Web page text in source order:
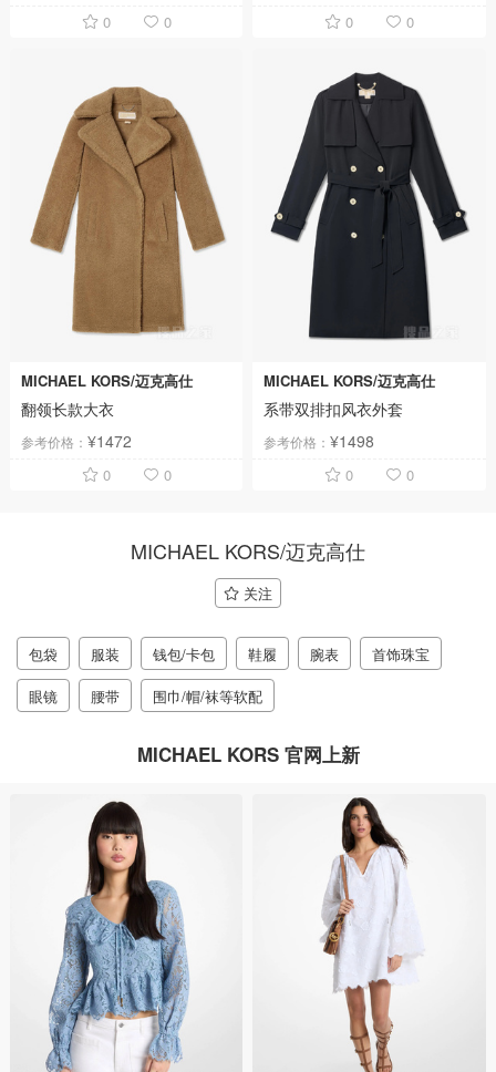
0 0 0 0
MICHAEL KORS/迈克高仕
翻领长款大衣
参考价格： ¥1472
0 0
MICHAEL KORS/迈克高仕
系带双排扣风衣外套
参考价格：¥1498
0 0
MICHAEL KORS/迈克高仕
关注
包袋 服装 钱包/卡包 鞋履 腕表
首饰珠宝
眼镜
腰带 围巾/帽/袜等软配
MICHAEL KORS 官网上新